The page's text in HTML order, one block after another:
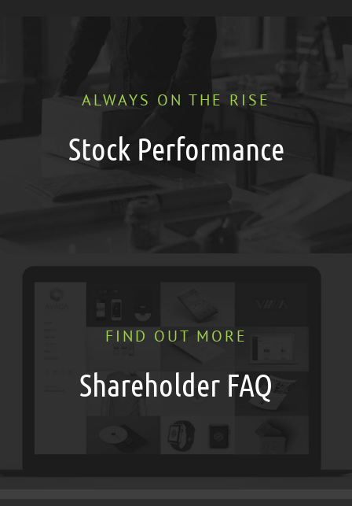
ALWAYS ON THE RISE
Stock Performance
FIND OUT MORE
Shareholder FAQ